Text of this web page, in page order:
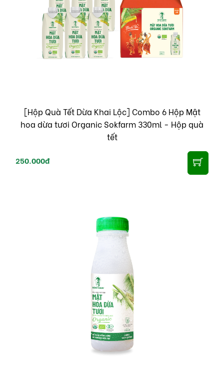
[Hộp Quà Tết Dừa Khai Lộc] Combo 6 Hộp Mật
hoa dừa tươi Organic Sokfarm 330ml - Hộp quà
tết
250.000đ